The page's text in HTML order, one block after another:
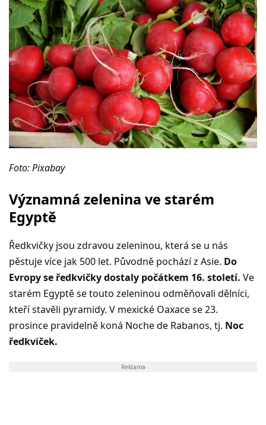
Foto: Pixabay
Významná zelenina ve starém
Egyptě
Ředkvičky jsou zdravou zeleninou, která se u nás
pěstuje více jak 500 let. Původně pochází z Asie. Do
Evropy se ředkvičky dostaly počátkem 16. století. Ve
starém Egyptě se touto zeleninou odměňovali dělníci,
kteří stavěli pyramidy. V mexické Oaxace se 23.
prosince pravidelně koná Noche de Rabanos, tj. Noc
ředkviček.
Reklama